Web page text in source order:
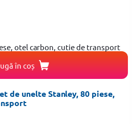
otel carbon, cutie de transport
în coș
de unelte Stanley, 80 piese,